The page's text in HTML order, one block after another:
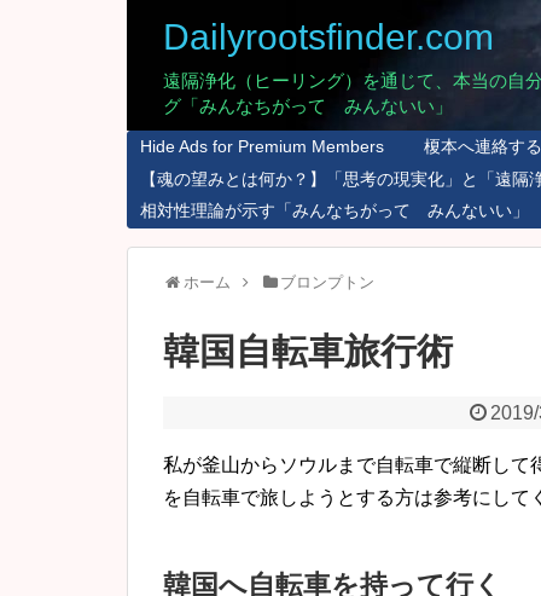
Dailyrootsfinder.com
遠隔浄化（ヒーリング）を通じて、本当の
グ「みんなちがって みんないい」
Hide Ads for Premium Members
榎本へ連絡す
【魂の望みとは何か？】「思考の現実化」と「遠隔
相対性理論が示す「みんなちがって みんないい」
ホーム ブロンプトン
韓国自転車旅行術
私が釜山からソウルまで自転車で縦断し
を自転車で旅しようとする方は参考にして
韓国へ自転車を持って行く